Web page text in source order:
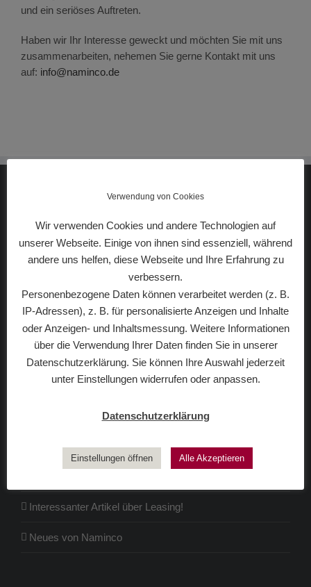
und ein seriöses Auftreten.
Haben wir Ihr Interesse geweckt und möchten Sie mit uns
zusammenarbeiten, nehemen Sie gerne Kontakt mit uns
auf: info@naminco.de
Die Naminco-Leasing GmbH ist ein unabhängiger
Leasingmakler, der mit seinen national und international
tätigen Leasing-Partnern in der Lage ist, fast jedes
gewünschte Leasingobjekt zu platzieren.
NEWS BLOG
Fohlen leasen – geht das?
Leasing für Unternehmen spezial!
Interessanter Artikel über Leasing!
Neues von Naminco
Verwendung von Cookies
Wir verwenden Cookies und andere Technologien auf
unserer Webseite. Einige von ihnen sind essenziell, während
andere uns helfen, diese Webseite und Ihre Erfahrung zu
verbessern.
Personenbezogene Daten können verarbeitet werden (z. B.
IP-Adressen), z. B. für personalisierte Anzeigen und Inhalte
oder Anzeigen- und Inhaltsmessung. Weitere Informationen
über die Verwendung Ihrer Daten finden Sie in unserer
Datenschutzerklärung. Sie können Ihre Auswahl jederzeit
unter Einstellungen widerrufen oder anpassen.
Datenschutzerklärung
Einstellungen öffnen Alle Akzeptieren